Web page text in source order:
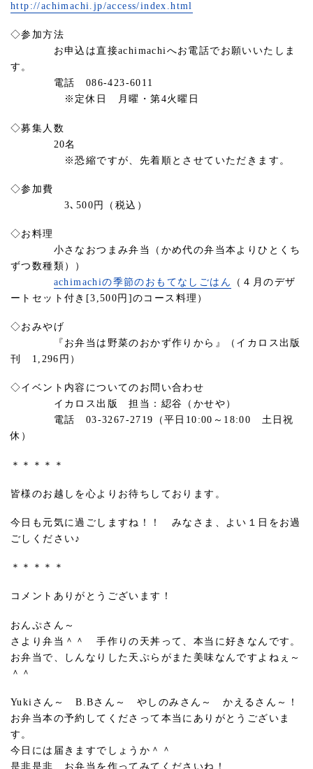
http://achimachi.jp/access/index.html
◇参加方法
お申込は直接achimachiへお電話でお願いいたしま
す。
電話 086-423-6011
※定休日 月曜・第4火曜日
◇募集人数
20名
※恐縮ですが、先着順とさせていただきます。
◇参加費
3､500円（税込）
◇お料理
小さなおつまみ弁当（かめ代の弁当本よりひとくち
ずつ数種類））
achimachiの季節のおもてなしごはん
（４月のデザ
ートセット付き[3,500円]のコース料理）
◇おみやげ
『お弁当は野菜のおかず作りから』（イカロス出版
刊 1,296円）
◇イベント内容についてのお問い合わせ
イカロス出版 担当：綛谷（かせや）
電話 03-3267-2719（平日10:00～18:00 土日祝
休）
＊＊＊＊＊
皆様のお越しを心よりお待ちしております。
今日も元気に過ごしますね！！ みなさま、よい１日をお過
ごしください♪
＊＊＊＊＊
コメントありがとうございます！
おんぷさん～
さより弁当＾＾ 手作りの天丼って、本当に好きなんです。
お弁当で、しんなりした天ぷらがまた美味なんですよねぇ～
＾＾
Yukiさん～ B.Bさん～ やしのみさん～ かえるさん～！
お弁当本の予約してくださって本当にありがとうございま
す。
今日には届きますでしょうか＾＾
是非是非、お弁当を作ってみてくださいね！